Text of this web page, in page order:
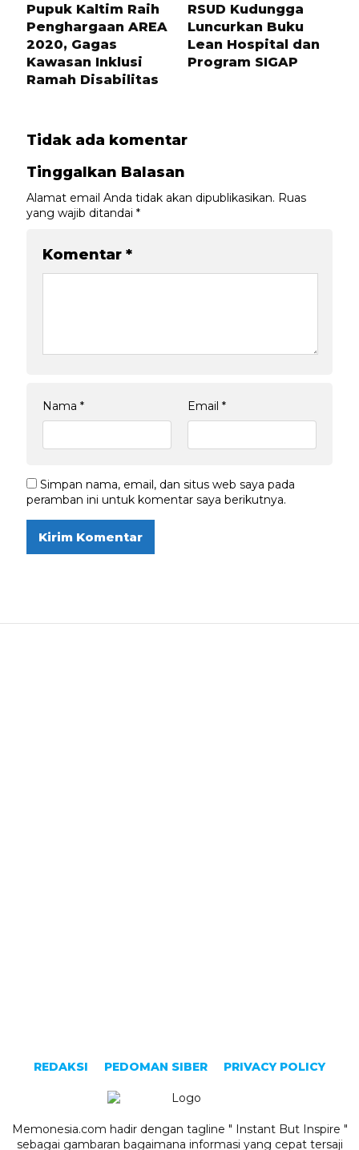
Pupuk Kaltim Raih
Penghargaan AREA
2020, Gagas
Kawasan Inklusi
Ramah Disabilitas
RSUD Kudungga
Luncurkan Buku
Lean Hospital dan
Program SIGAP
Tidak ada komentar
Tinggalkan Balasan
Alamat email Anda tidak akan dipublikasikan. Ruas
yang wajib ditandai *
Komentar *
Nama * Email *
Simpan nama, email, dan situs web saya pada
peramban ini untuk komentar saya berikutnya.
REDAKSI PEDOMAN SIBER PRIVACY POLICY
Memonesia.com hadir dengan tagline " Instant But Inspire "
sebagai gambaran bagaimana informasi yang cepat tersaji